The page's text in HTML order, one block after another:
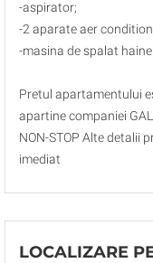
-aspirator;
-2 aparate aer
-masina de spalat haine.
Pretul apartamentului
apartine companiei
NON-STOP Alte detalii
imediat
LOCALIZARE